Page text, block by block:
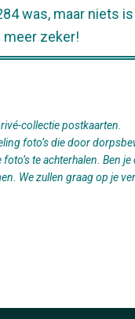
was, maar niets is
meer zeker!
collectie postkaarten.
foto’s die door
te achterhalen. Ben
We zullen graag op je